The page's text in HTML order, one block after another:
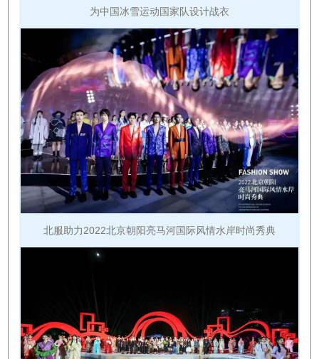
为中国冰雪运动国家队设计战衣
北服助力2022北京朝阳亮马河国际风情水岸时尚秀典